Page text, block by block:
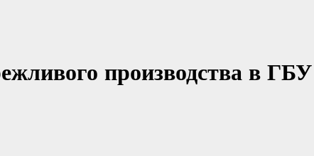
производства в